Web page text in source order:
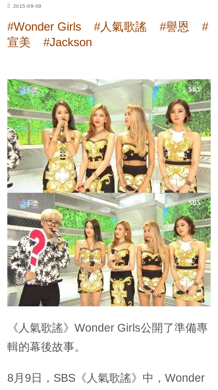
2015-08-09
#Wonder Girls #人氣歌謠 #譽恩
#
宣美
#Jackson
《人氣歌謠》Wonder Girls公開了準備專
輯的幕後故事。
8月9日，SBS《人氣歌謠》中，Wonder